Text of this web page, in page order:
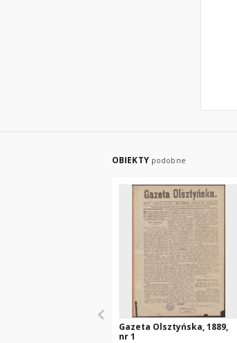
OBIEKTY podobne
Gazeta Olsztyńska, 1889,
nr 1